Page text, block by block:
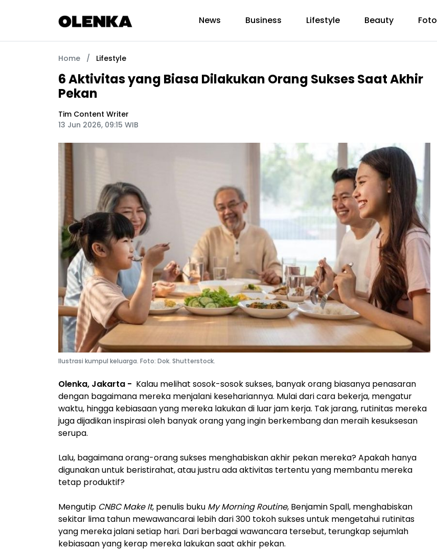
News Business Lifestyle Beauty Foto
Home / Lifestyle
6 Aktivitas yang Biasa Dilakukan Orang Sukses Saat Akhir
Pekan
Tim Content Writer
13 Jun 2026, 09:15 WIB
Ilustrasi kumpul keluarga. Foto: Dok. Shutterstock.
Olenka, Jakarta - Kalau melihat sosok-sosok sukses, banyak orang biasanya penasaran
dengan bagaimana mereka menjalani kesehariannya. Mulai dari cara bekerja, mengatur
waktu, hingga kebiasaan yang mereka lakukan di luar jam kerja. Tak jarang, rutinitas mereka
juga dijadikan inspirasi oleh banyak orang yang ingin berkembang dan meraih kesuksesan
serupa.
Lalu, bagaimana orang-orang sukses menghabiskan akhir pekan mereka? Apakah hanya
digunakan untuk beristirahat, atau justru ada aktivitas tertentu yang membantu mereka
tetap produktif?
Mengutip CNBC Make It, penulis buku My Morning Routine, Benjamin Spall, menghabiskan
sekitar lima tahun mewawancarai lebih dari 300 tokoh sukses untuk mengetahui rutinitas
yang mereka jalani setiap hari. Dari berbagai wawancara tersebut, terungkap sejumlah
kebiasaan yang kerap mereka lakukan saat akhir pekan.